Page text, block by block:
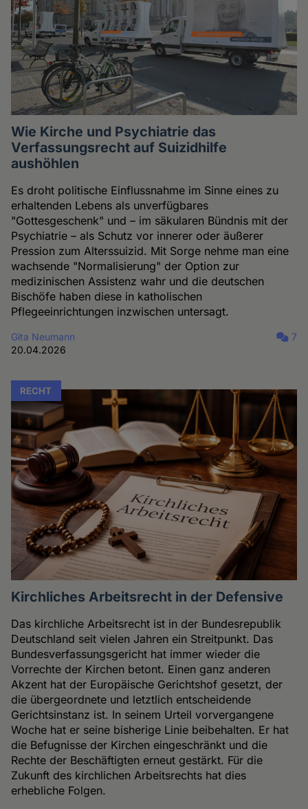
Wie Kirche und Psychiatrie das
Verfassungsrecht auf Suizidhilfe
aushöhlen
Es droht politische Einflussnahme im Sinne eines zu
erhaltenden Lebens als unverfügbares
"Gottesgeschenk" und – im säkularen Bündnis mit der
Psychiatrie – als Schutz vor innerer oder äußerer
Pression zum Alterssuizid. Mit Sorge nehme man eine
wachsende "Normalisierung" der Option zur
medizinischen Assistenz wahr und die deutschen
Bischöfe haben diese in katholischen
Pflegeeinrichtungen inzwischen untersagt.
Gita Neumann
20.04.2026
7
RECHT
Kirchliches Arbeitsrecht in der Defensive
Das kirchliche Arbeitsrecht ist in der Bundesrepublik
Deutschland seit vielen Jahren ein Streitpunkt. Das
Bundesverfassungsgericht hat immer wieder die
Vorrechte der Kirchen betont. Einen ganz anderen
Akzent hat der Europäische Gerichtshof gesetzt, der
die übergeordnete und letztlich entscheidende
Gerichtsinstanz ist. In seinem Urteil vorvergangene
Woche hat er seine bisherige Linie beibehalten. Er hat
die Befugnisse der Kirchen eingeschränkt und die
Rechte der Beschäftigten erneut gestärkt. Für die
Zukunft des kirchlichen Arbeitsrechts hat dies
erhebliche Folgen.